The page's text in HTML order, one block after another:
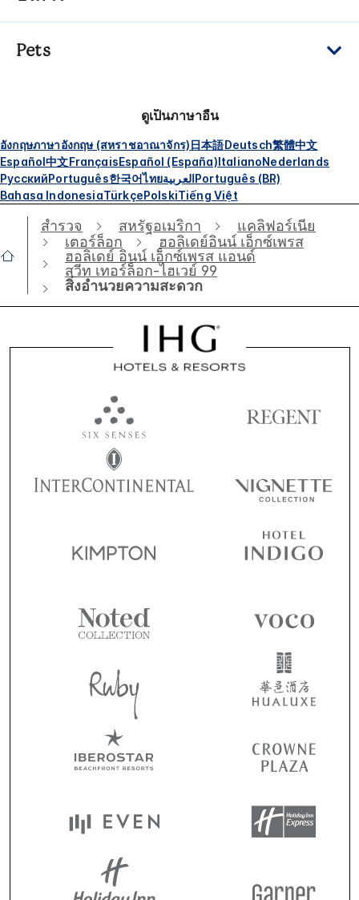
Pets
ดูเป็นภาษาอื่น
อังกฤษภาษาอังกฤษ (สหราชอาณาจักร)日本語Deutsch繁體中文
Español中文FrançaisEspañol (España)ItalianoNederlands
РусскийPortuguês한국어ไทยالعربيةPortuguês (BR)
Bahasa IndonesiaTürkçePolskiTiếng Việt
สำรวจ สหรัฐอเมริกา
แคลิฟอร์เนีย
เตอร์ล็อก
ฮอลิเดย์อินน์ เอ็กซ์เพรส
ฮอลิเดย์ อินน์ เอ็กซ์เพรส แอนด์
สวีท เทอร์ล็อก-ไฮเวย์ 99
สิ่งอำนวยความสะดวก